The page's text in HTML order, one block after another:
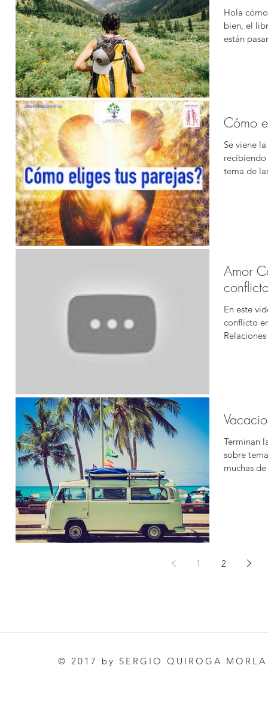
Hola
bien, el
están
Cómo
Se viene
tema de
Amor
En este
conflicto
Terminan
sobre
muchas
1 2
© 2017 by SERGIO QUIROGA